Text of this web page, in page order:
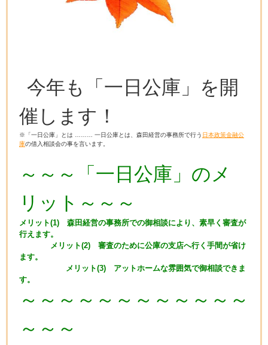
今年も「一日公庫」を開
催します！
※「一日公庫」とは ……… 一日公庫とは、森田経営の事務所で行う 日本政策金融公
庫の借入相談会の事を言います。
～～～「一日公庫」のメ
リット～～～
メリット(1) 森田経営の事務所での御相談により、素早く審査が
行えます。
メリット(2) 審査のために公庫の支店へ行く手間が省け
ます。
メリット(3) アットホームな雰囲気で御相談できま
す。
～～～～～～～～～～～～
～～～